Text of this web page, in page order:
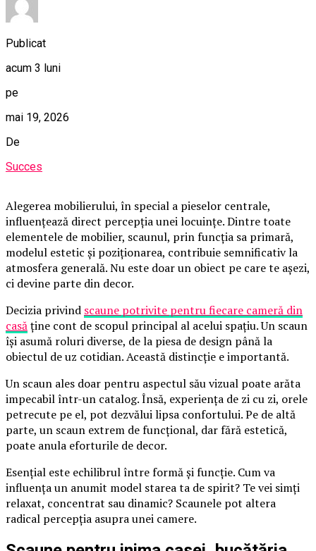
Publicat
acum 3 luni
pe
mai 19, 2026
De
Succes
Alegerea mobilierului, în special a pieselor centrale,
influențează direct percepția unei locuințe. Dintre toate
elementele de mobilier, scaunul, prin funcția sa primară,
modelul estetic și poziționarea, contribuie semnificativ la
atmosfera generală. Nu este doar un obiect pe care te așezi,
ci devine parte din decor.
Decizia privind scaune potrivite pentru fiecare cameră din
casăține cont de scopul principal al acelui spațiu. Un scaun
își asumă roluri diverse, de la piesa de design până la
obiectul de uz cotidian. Această distincție e importantă.
Un scaun ales doar pentru aspectul său vizual poate arăta
impecabil într-un catalog. Însă, experiența de zi cu zi, orele
petrecute pe el, pot dezvălui lipsa confortului. Pe de altă
parte, un scaun extrem de funcțional, dar fără estetică,
poate anula eforturile de decor.
Esențial este echilibrul între formă și funcție. Cum va
influența un anumit model starea ta de spirit? Te vei simți
relaxat, concentrat sau dinamic? Scaunele pot altera
radical percepția asupra unei camere.